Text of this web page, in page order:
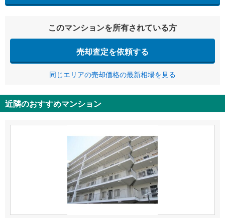
このマンションを所有されている方
売却査定を依頼する
同じエリアの売却価格の最新相場を見る
近隣のおすすめマンション